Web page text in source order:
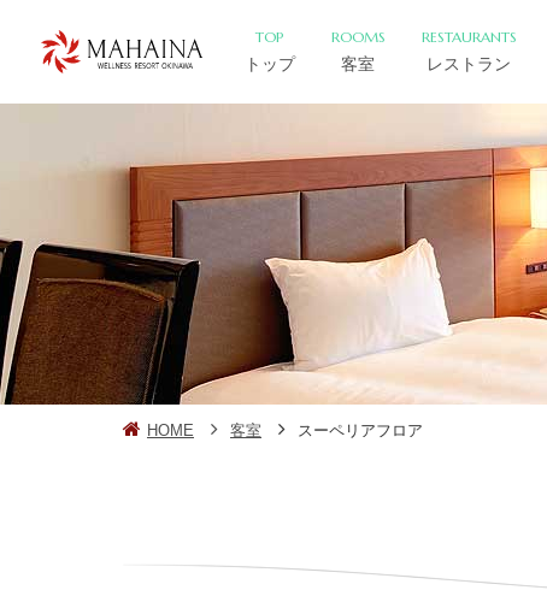
TOP
トップ
ROOMS
客室
RESTAURANTS
レストラン
HOME 客室 スーペリアフロア